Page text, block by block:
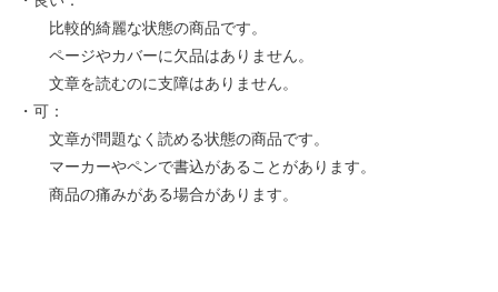
比較的綺麗な状態の商品です。
ページやカバーに欠品はありません。
文章を読むのに支障はありません。
・可：
文章が問題なく読める状態の商品です。
マーカーやペンで書込があることがあります。
商品の痛みがある場合があります。